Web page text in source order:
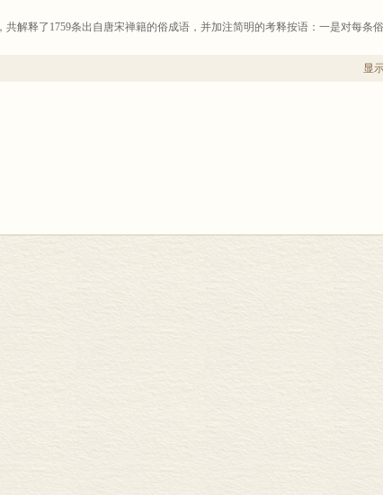
共解释了1759条出自唐宋禅籍的俗成语，并加注简明的考释按语：一是对每条
显